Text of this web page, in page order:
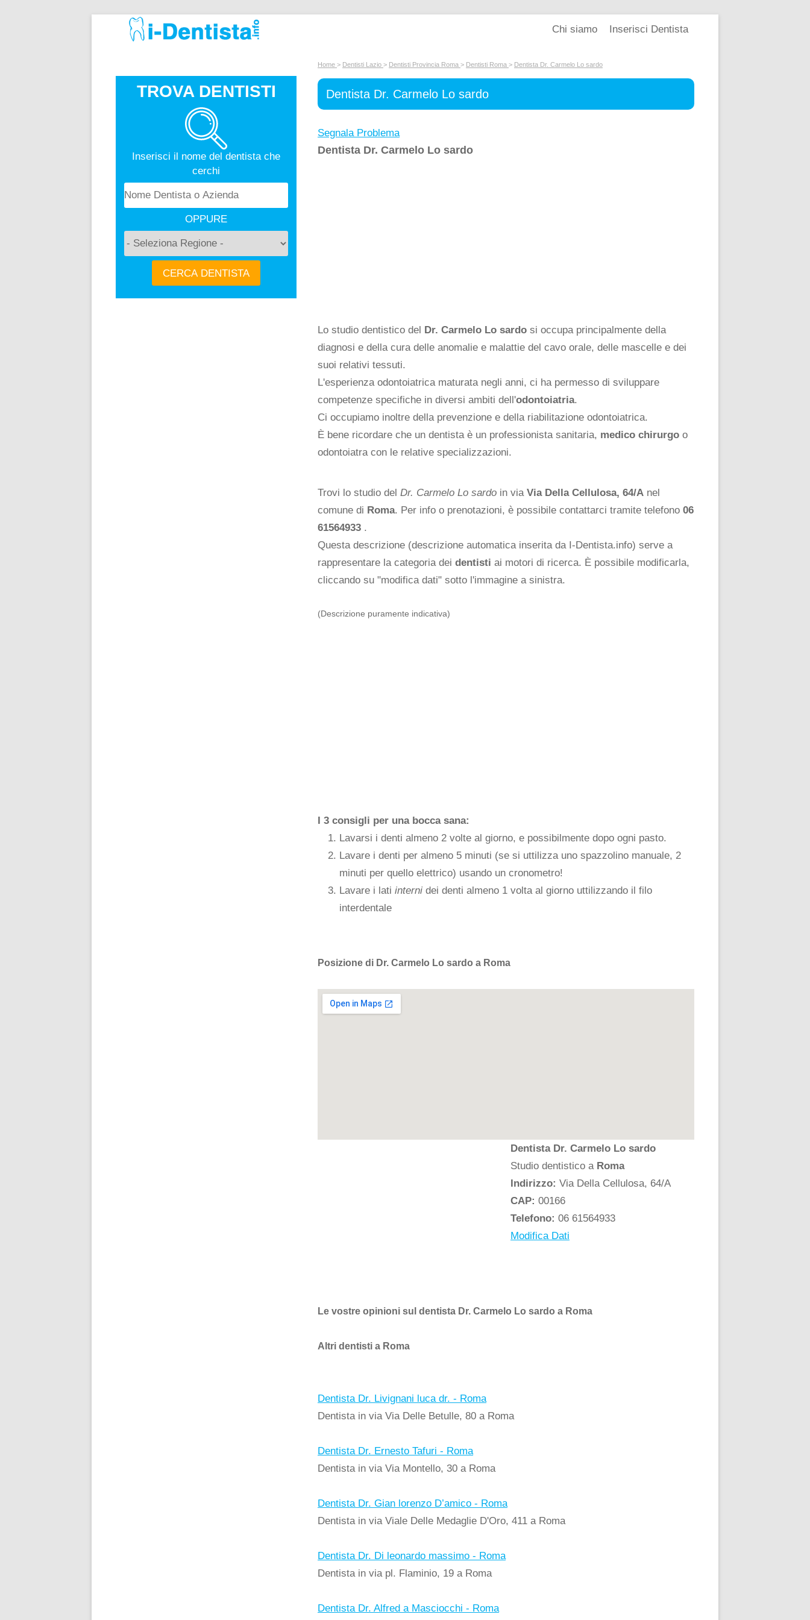
Inserisci Dentista
Chi siamo
Home > Dentisti Lazio > Dentisti Provincia Roma > Dentisti Roma > Dentista Dr. Carmelo Lo sardo
Dentista Dr. Carmelo Lo sardo
Segnala Problema
Dentista Dr. Carmelo Lo sardo
Lo studio dentistico del Dr. Carmelo Lo sardo si occupa principalmente della
diagnosi e della cura delle anomalie e malattie del cavo orale, delle mascelle e dei
suoi relativi tessuti.
L'esperienza odontoiatrica maturata negli anni, ci ha permesso di sviluppare
competenze specifiche in diversi ambiti dell'odontoiatria.
Ci occupiamo inoltre della prevenzione e della riabilitazione odontoiatrica.
È bene ricordare che un dentista è un professionista sanitaria, medico chirurgo o
odontoiatra con le relative specializzazioni.
Trovi lo studio delDr. Carmelo Lo sardo in viaVia Della Cellulosa, 64/A nel
comune di Roma. Per info o prenotazioni, è possibile contattarci tramite telefono06
61564933 .
Questa descrizione (descrizione automatica inserita da I-Dentista.info) serve a
rappresentare la categoria deidentisti ai motori di ricerca. È possibile modificarla,
cliccando su "modifica dati" sotto l'immagine a sinistra.
(Descrizione puramente indicativa)
I 3 consigli per una bocca sana:
Lavarsi i denti almeno 2 volte al giorno, e possibilmente dopo ogni pasto.
Lavare i denti per almeno 5 minuti (se si uttilizza uno spazzolino manuale, 2
minuti per quello elettrico) usando un cronometro!
Lavare i latiinterni dei denti almeno 1 volta al giorno uttilizzando il filo
interdentale
Posizione di Dr. Carmelo Lo sardo a Roma
Dentista Dr. Carmelo Lo sardo
Studio dentistico a Roma
Indirizzo: Via Della Cellulosa, 64/A
CAP: 00166
Telefono: 06 61564933
Modifica Dati
Le vostre opinioni sul dentista Dr. Carmelo Lo sardo a Roma
Altri dentisti a Roma
Dentista Dr. Livignani luca dr. - Roma
Dentista in via Via Delle Betulle, 80 a Roma
Dentista Dr. Ernesto Tafuri - Roma
Dentista in via Via Montello, 30 a Roma
Dentista Dr. Gian lorenzo D’amico - Roma
Dentista in via Viale Delle Medaglie D'Oro, 411 a Roma
Dentista Dr. Di leonardo massimo - Roma
Dentista in via pl. Flaminio, 19 a Roma
Dentista Dr. Alfred a Masciocchi - Roma
TROVA DENTISTI
Inserisci il nome del dentista che
cerchi
OPPURE